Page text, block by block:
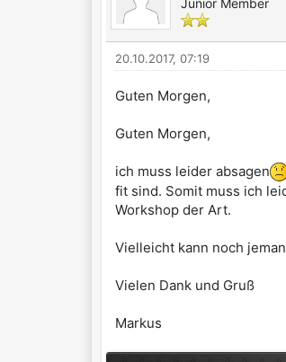
Junior Member
20.10.2017, 07:19
Guten Morgen,
Guten Morgen,
ich muss leider absagen
fit sind. Somit muss ich
Workshop der Art.
Vielleicht kann noch
Vielen Dank und Gruß
Markus